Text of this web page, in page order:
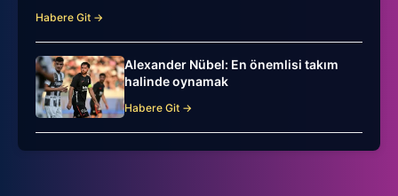
Habere Git →
Alexander Nübel: En önemlisi takım
halinde oynamak
Habere Git →